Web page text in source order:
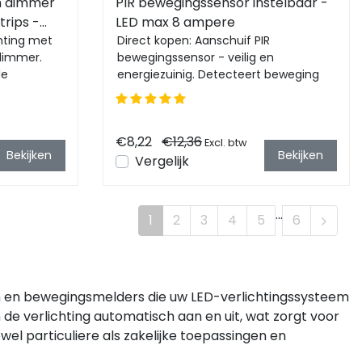
-
met
Bekijken
LED max 8 ampere
Direct kopen: Aanschuif PIR
bewegingssensor - veilig en
energiezuinig. Detecteert beweging
tot 8 meter. Programmeerbaar ...
€8,22 €12,36Excl. btw
Vergelijk Bekijken
1 2 3 4 5 ... 6
bewegingsmelders die uw LED-verlichtingssysteem
verlichting automatisch aan en uit, wat zorgt voor
particuliere als zakelijke toepassingen en